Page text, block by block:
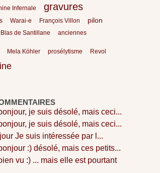
Infernale gravures
Warai-e François Villon pilon
de Santillane anciennes
Mela Köhler prosélytisme Revol
je suis désolé, mais ceci...
je suis désolé, mais ceci...
Je suis intéressée par l...
:) désolé, mais ces petits...
vu :) ... mais elle est pourtant